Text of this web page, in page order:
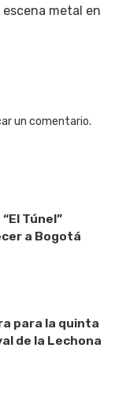
metal en
un comentario.
Túnel”
a Bogotá
para la quinta
de la Lechona